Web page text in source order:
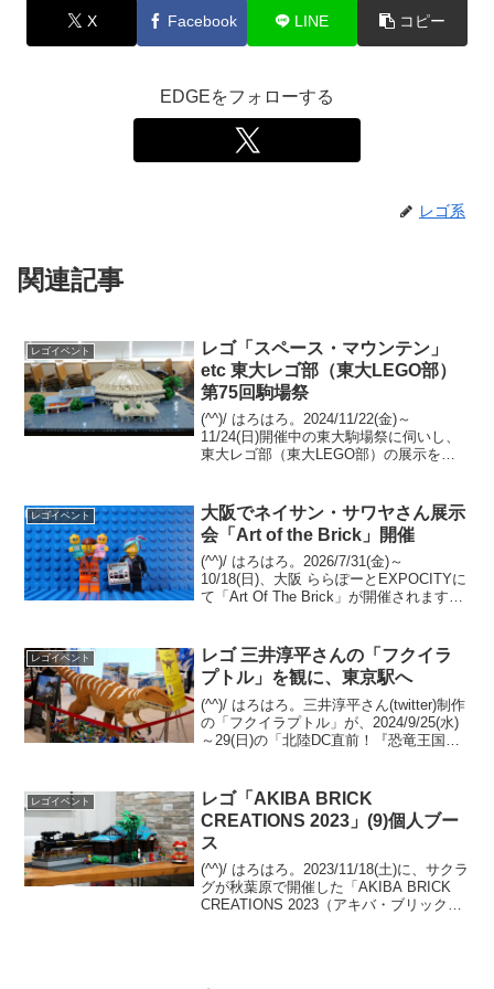
X Facebook LINE コピー
EDGEをフォローする
レゴ系
関連記事
レゴイベント
レゴ「スペース・マウンテン」
etc 東大レゴ部（東大LEGO部）
第75回駒場祭
(^^)/ はろはろ。2024/11/22(金)～
11/24(日)開催中の東大駒場祭に伺いし、
東大レゴ部（東大LEGO部）の展示を観
「スペース・マウンテン」、「Welc...
レゴイベント
大阪でネイサン・サワヤさん展示
会「Art of the Brick」開催
(^^)/ はろはろ。2026/7/31(金)～
10/18(日)、大阪 ららぽーとEXPOCITYに
て「Art Of The Brick」が開催されます。
ーの、ネイサン...
レゴイベント
レゴ 三井淳平さんの「フクイラ
プトル」を観に、東京駅へ
(^^)/ はろはろ。三井淳平さん(twitter)制作
の「フクイラプトル」が、2024/9/25(水)
～29(日)の「北陸DC直前！『恐竜王国福
伺いました。通...
レゴイベント
レゴ「AKIBA BRICK
CREATIONS 2023」(9)個人ブー
ス
(^^)/ はろはろ。2023/11/18(土)に、サクラ
グが秋葉原で開催した「AKIBA BRICK
CREATIONS 2023（アキバ・ブリック・